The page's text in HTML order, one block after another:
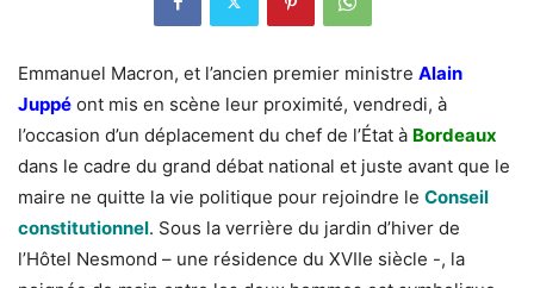
Emmanuel Macron, et l’ancien premier ministre Alain
Juppé ont mis en scène leur proximité, vendredi, à
l’occasion d’un déplacement du chef de l’État à Bordeaux
dans le cadre du grand débat national et juste avant que le
maire ne quitte la vie politique pour rejoindre le Conseil
constitutionnel. Sous la verrière du jardin d’hiver de
l’Hôtel Nesmond – une résidence du XVIIe siècle -, la